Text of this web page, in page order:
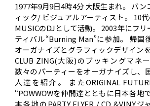
1977年9月9日4時4分 大阪生まれ。 バン
ィック/ ビジュアルアーティスト。 10
MUSICのDJとして活動。 2003年にフリ
ティバル“Burning Man”に参加。 帰国
オーガナイズとグラフィックデザイン
CLUB ZING(大阪)のブッキングマネー
数々のパーティーをオーガナイズし、
人達を紹介。 またORIGINAL
“POWWOWを仲間達とともに日本各地
本各地のPARTY FLYER / CD &VINY